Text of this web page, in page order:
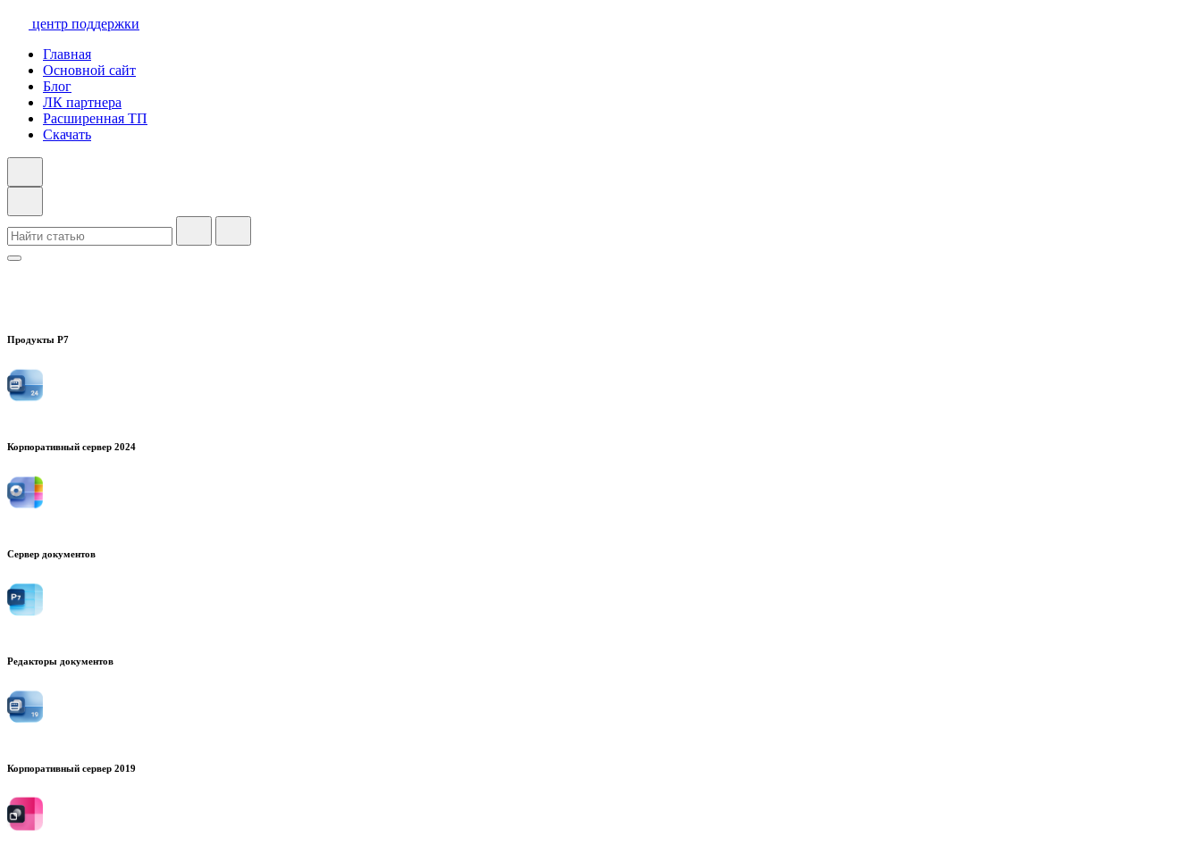
центр поддержки
Главная
Основной сайт
Блог
ЛК партнера
Расширенная ТП
Скачать
Продукты Р7
Корпоративный сервер 2024
Сервер документов
Редакторы документов
Корпоративный сервер 2019